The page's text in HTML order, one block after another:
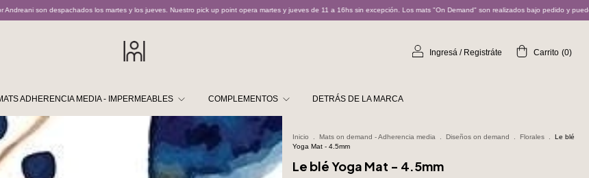
y los jueves. Nuestro pick up point opera martes y jueves de 11 a 16hs sin excepción. Los mats "On Demand" son realizados bajo pedido y pueden demorar entre 5 y 10 días
Ingresá / Registráte Carrito (0)
ADHERENCIA MEDIA - IMPERMEABLES COMPLEMENTOS DETRÁS DE LA MARCA
Inicio Mats on demand - Adherencia media Diseños on demand Florales
Le blé
Yoga Mat - 4.5mm
Le blé Yoga Mat - 4.5mm